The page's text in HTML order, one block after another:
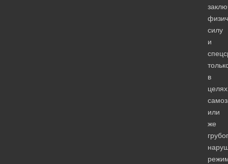
силу
и
в
целях
или
же